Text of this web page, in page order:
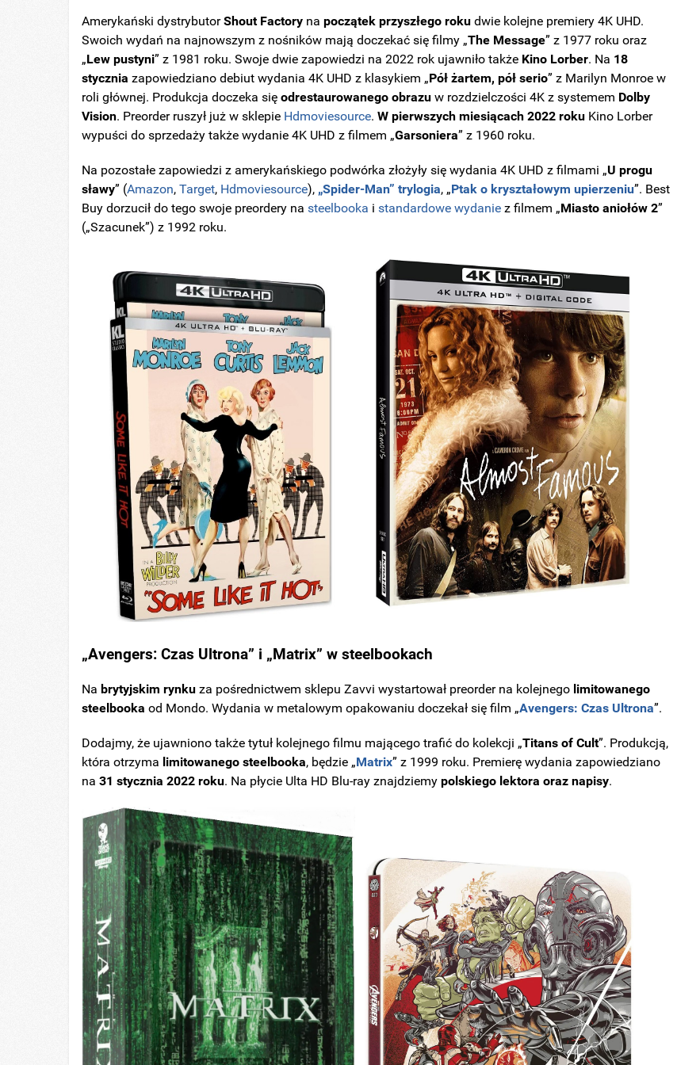
Amerykański dystrybutorShout Factory napoczątek przyszłego roku dwie kolejne premiery 4K UHD.
Swoich wydań na najnowszym z nośników mają doczekać się filmy „The Message” z 1977 roku oraz
„Lew pustyni” z 1981 roku. Swoje dwie zapowiedzi na 2022 rok ujawniło także Kino Lorber. Na 18
stycznia zapowiedziano debiut wydania 4K UHD z klasykiem „Pół żartem, pół serio” z Marilyn Monroe w
roli głównej. Produkcja doczeka sięodrestaurowanego obrazu w rozdzielczości 4K z systemem Dolby
Vision. Preorder ruszył już w sklepie Hdmoviesource.W pierwszych miesiącach 2022 roku Kino Lorber
wypuści do sprzedaży także wydanie 4K UHD z filmem „Garsoniera” z 1960 roku.
Na pozostałe zapowiedzi z amerykańskiego podwórka złożyły się wydania 4K UHD z filmami „U progu
sławy” (Amazon,Target, Hdmoviesource), „Spider-Man” trylogia, „Ptak o kryształowym upierzeniu”. Best
Buy dorzucił do tego swoje preordery nasteelbooka istandardowe wydanie z filmem „Miasto aniołów 2”
(„Szacunek”) z 1992 roku.
„Avengers: Czas Ultrona” i „Matrix” w steelbookach
Nabrytyjskim rynku za pośrednictwem sklepu Zavvi wystartował preorder na kolejnego limitowanego
steelbooka od Mondo. Wydania w metalowym opakowaniu doczekał się film „Avengers: Czas Ultrona”.
Dodajmy, że ujawniono także tytuł kolejnego filmu mającego trafić do kolekcji „Titans of Cult”. Produkcją,
która otrzyma limitowanego steelbooka, będzie „Matrix” z 1999 roku. Premierę wydania zapowiedziano
na31 stycznia 2022 roku. Na płycie Ulta HD Blu-ray znajdziemypolskiego lektora oraz napisy.